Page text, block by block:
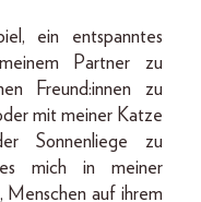
ein entspanntes
Partner zu
Freund:innen zu
mit meiner Katze
Sonnenliege zu
mich in meiner
Menschen auf ihrem